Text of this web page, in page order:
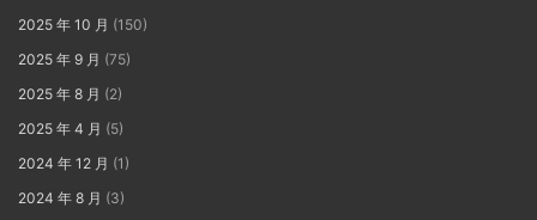
2025 年 10 月 (150)
2025 年 9 月 (75)
2025 年 8 月 (2)
2025 年 4 月 (5)
2024 年 12 月 (1)
2024 年 8 月 (3)